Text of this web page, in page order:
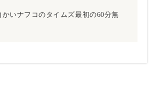
いナフコのタイムズ最初の60分無